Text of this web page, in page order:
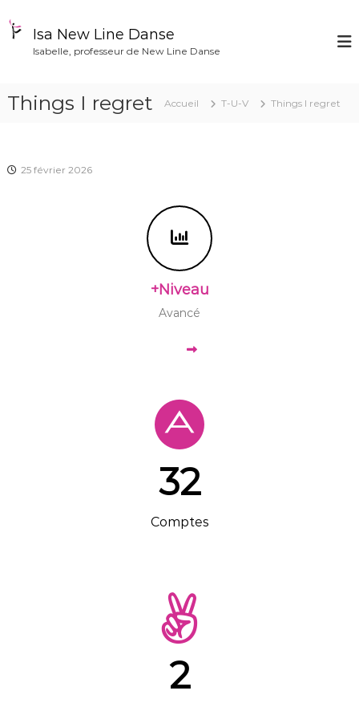
Isa New Line Danse
Isabelle, professeur de New Line Danse
Things I regret Accueil T-U-V Things I regret
25 février 2026
+Niveau
Avancé
32
Comptes
2